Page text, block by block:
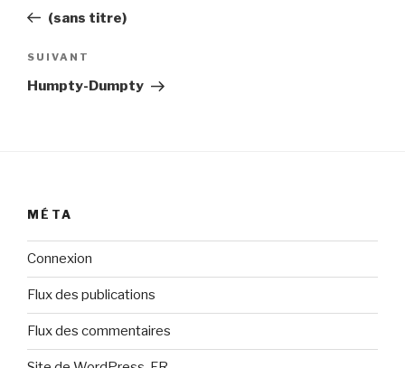
l’article
précédent
(sans titre)
Article
suivant
SUIVANT
Humpty-Dumpty
MÉTA
Connexion
Flux des publications
Flux des commentaires